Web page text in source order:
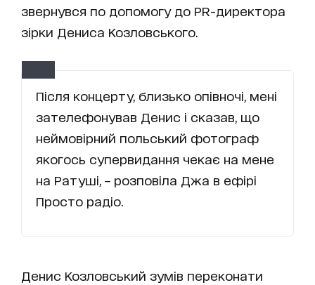
звернувся по допомогу до PR-директора
зірки Дениса Козловського.
Після концерту, близько опівночі, мені
зателефонував Денис і сказав, що
неймовірний польський фотограф
якогось супервидання чекає на мене
на Ратуші, – розповіла Джа в ефірі
Просто радіо.
Денис Козловський зумів переконати